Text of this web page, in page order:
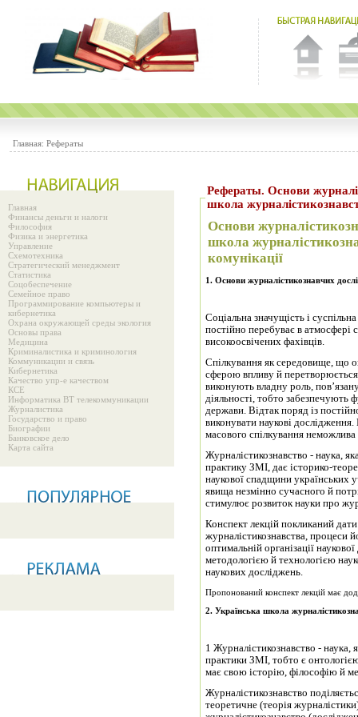
Главная: Рефераты
Главная
Финансы деньги и налоги
Философия
Физика и энергетика
Управление
Схемотехника
Стратегический менеджмент
Статистика
Соцобеспечение
Семейное право
Программирование компьютеры и
кибернетика
Охрана окружающей среды экология
Основы права
Медицина
Криминалистика и криминология
Коммуникации и связь
Кибернетика
Качество упр-е качеством
КСЕ
Информатика ВТ телекоммуникации
Журналистика
Государство и право
Биографии
Банковское дело
Карта сайта
Рефераты. Основи журналістикознавчих досліджень. Українська
школа
Основи
школа
комунікації
1. Основи журналістикознавчих
Соціальна значущість і
постійно перебуває в атмосфері
високоосвічених фахівців.
Спілкування як середовище, що
сферою впливу й перетворюється
виконують владну роль,
діяльності, тобто забезпечують
держави. Відтак поряд із
виконувати наукові
масового спілкування неможлива
Журналістикознавство - наука,
практику ЗМІ, дає історико-
наукової спадщини українських
явища незмінно сучасного й
стимулює розвиток науки про
Конспект лекцій покликаний
журналістикознавства, процеси
оптимальній організації
методологією й технологією
наукових досліджень.
Пропонований конспект лекцій має
2. Українська школа
1 Журналістикознавство - наука,
практики ЗМІ, тобто є
має свою історію, філософію й
Журналістикознавство
теоретичне (теорія